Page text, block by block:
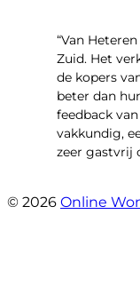
“Van
Zuid. Het
de kopers
beter dan
feedback
vakkundig,
zeer gastvrij
© 2026 Online